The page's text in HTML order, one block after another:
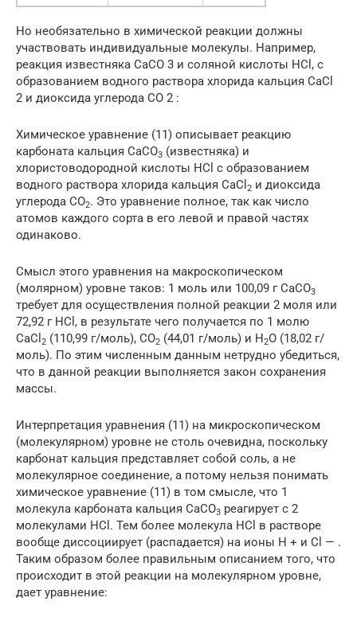
Но необязательно в химической реакции должны
участвовать индивидуальные молекулы. Например,
реакция известняка CaCO 3 и соляной кислоты HCl, с
образованием водного раствора хлорида кальция CaCl
2 и диоксида углерода CO 2 :
Химическое уравнение (11) описывает реакцию
карбоната кальция CaCO3 (известняка) и
хлористоводородной кислоты HCl с образованием
водного раствора хлорида кальция CaCl 2 и диоксида
углерода CO2. Это уравнение полное, так как число
атомов каждого сорта в его левой и правой частях
одинаково.
Смысл этого уравнения на макроскопическом
(молярном) уровне таков: 1 моль или 100,09 г CaCO3
требует для осуществления полной реакции 2 моля или
72,92 г HCl, в результате чего получается по 1 молю
CaCl 2 (110,99 г/моль), CO2 (44,01 г/моль) и H2O (18,02 г/
моль). По этим численным данным нетрудно убедиться,
что в данной реакции выполняется закон сохранения
массы.
Интерпретация уравнения (11) на микроскопическом
(молекулярном) уровне не столь очевидна, поскольку
карбонат кальция представляет собой соль, а не
молекулярное соединение, а потому нельзя понимать
химическое уравнение (11) в том смысле, что 1
молекула карбоната кальция CaCO3 реагирует с 2
молекулами HCl. Тем более молекула HCl в растворе
вообще диссоциирует (распадается) на ионы H + и Cl — .
Таким образом более правильным описанием того, что
происходит в этой реакции на молекулярном уровне,
дает уравнение: